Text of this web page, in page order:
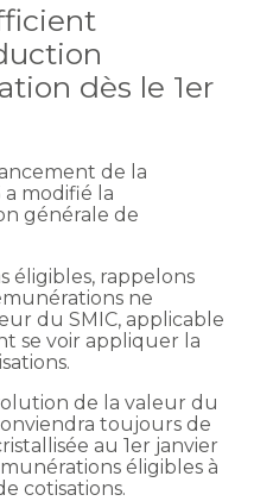
dès le 1er
de la
modifié la
générale de
éligibles, rappelons
ne
du SMIC, applicable
se voir appliquer la
de la valeur du
toujours de
au 1er janvier
éligibles à
cotisations.